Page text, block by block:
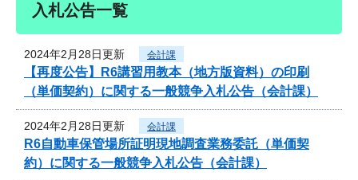
入札公告一覧
2024年2月28日更新 会計課
【再度公告】R6講習用教本（地方版資料）の印刷
（単価契約）に関する一般競争入札公告（会計課）
2024年2月28日更新 会計課
R6自動車保管場所証明現地調査業務委託（単価契
約）に関する一般競争入札公告（会計課）